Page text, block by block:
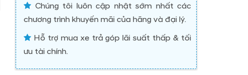
Chúng tôi luôn cập nhật sớm nhất các
chương trình khuyến mãi của hãng và đại lý.
Hỗ trợ mua xe trả góp lãi suất thấp & tối
ưu tài chính.